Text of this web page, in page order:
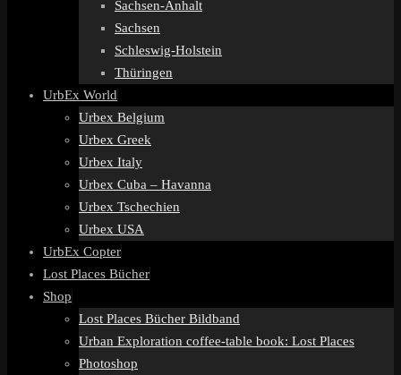
Sachsen-Anhalt
Sachsen
Schleswig-Holstein
Thüringen
UrbEx World
Urbex Belgium
Urbex Greek
Urbex Italy
Urbex Cuba – Havanna
Urbex Tschechien
Urbex USA
UrbEx Copter
Lost Places Bücher
Shop
Lost Places Bücher Bildband
Urban Exploration coffee-table book: Lost Places
Photoshop